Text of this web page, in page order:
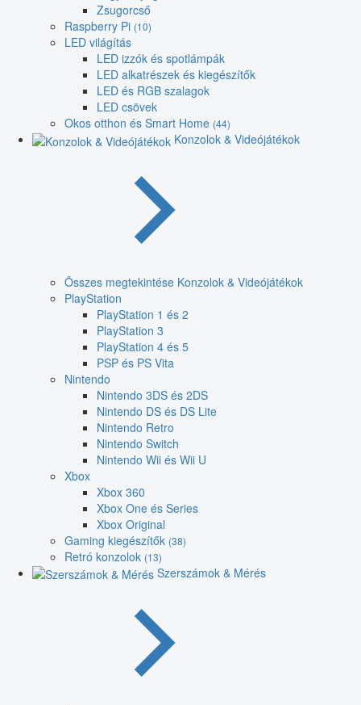
Zsugorcső
Raspberry Pi (10)
LED világítás
LED izzók és spotlámpák
LED alkatrészek és kiegészítők
LED és RGB szalagok
LED csövek
Okos otthon és Smart Home (44)
Konzolok & Videójátékok
Összes megtekintése Konzolok & Videójátékok
PlayStation
PlayStation 1 és 2
PlayStation 3
PlayStation 4 és 5
PSP és PS Vita
Nintendo
Nintendo 3DS és 2DS
Nintendo DS és DS Lite
Nintendo Retro
Nintendo Switch
Nintendo Wii és Wii U
Xbox
Xbox 360
Xbox One és Series
Xbox Original
Gaming kiegészítők (38)
Retró konzolok (13)
Szerszámok & Mérés